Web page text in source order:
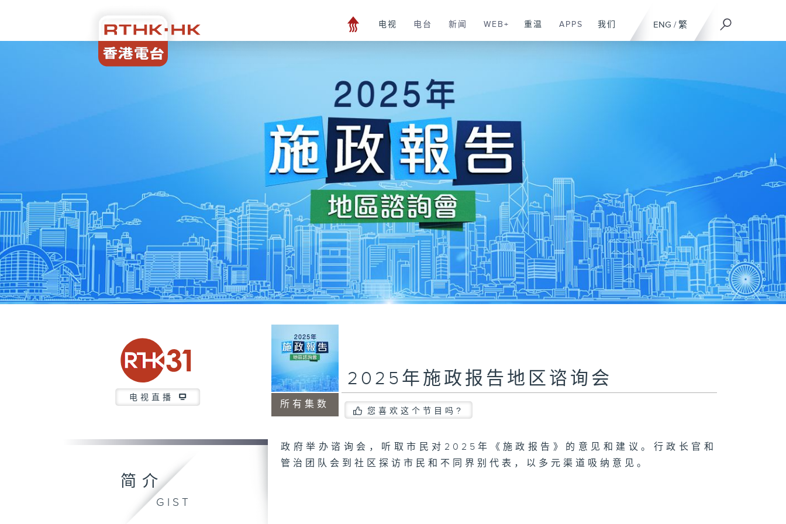
ENG / 繁
电视 电台 新闻 WEB+ 重温 APPS 我们
电视直播
所有集数
2025年施政报告地区谘询会
您喜欢这个节目吗?
简介
GIST
政府举办谘询会，听取市民对2025年《施政报告》的意见和建议。行政长官和
管治团队会到社区探访市民和不同界别代表，以多元渠道吸纳意见。